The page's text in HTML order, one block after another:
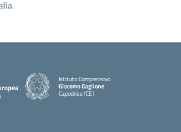
Istituto Comprensivo
Giacomo Gaglione
Capodrise (CE)
— Visita la pagina iniziale della scuola